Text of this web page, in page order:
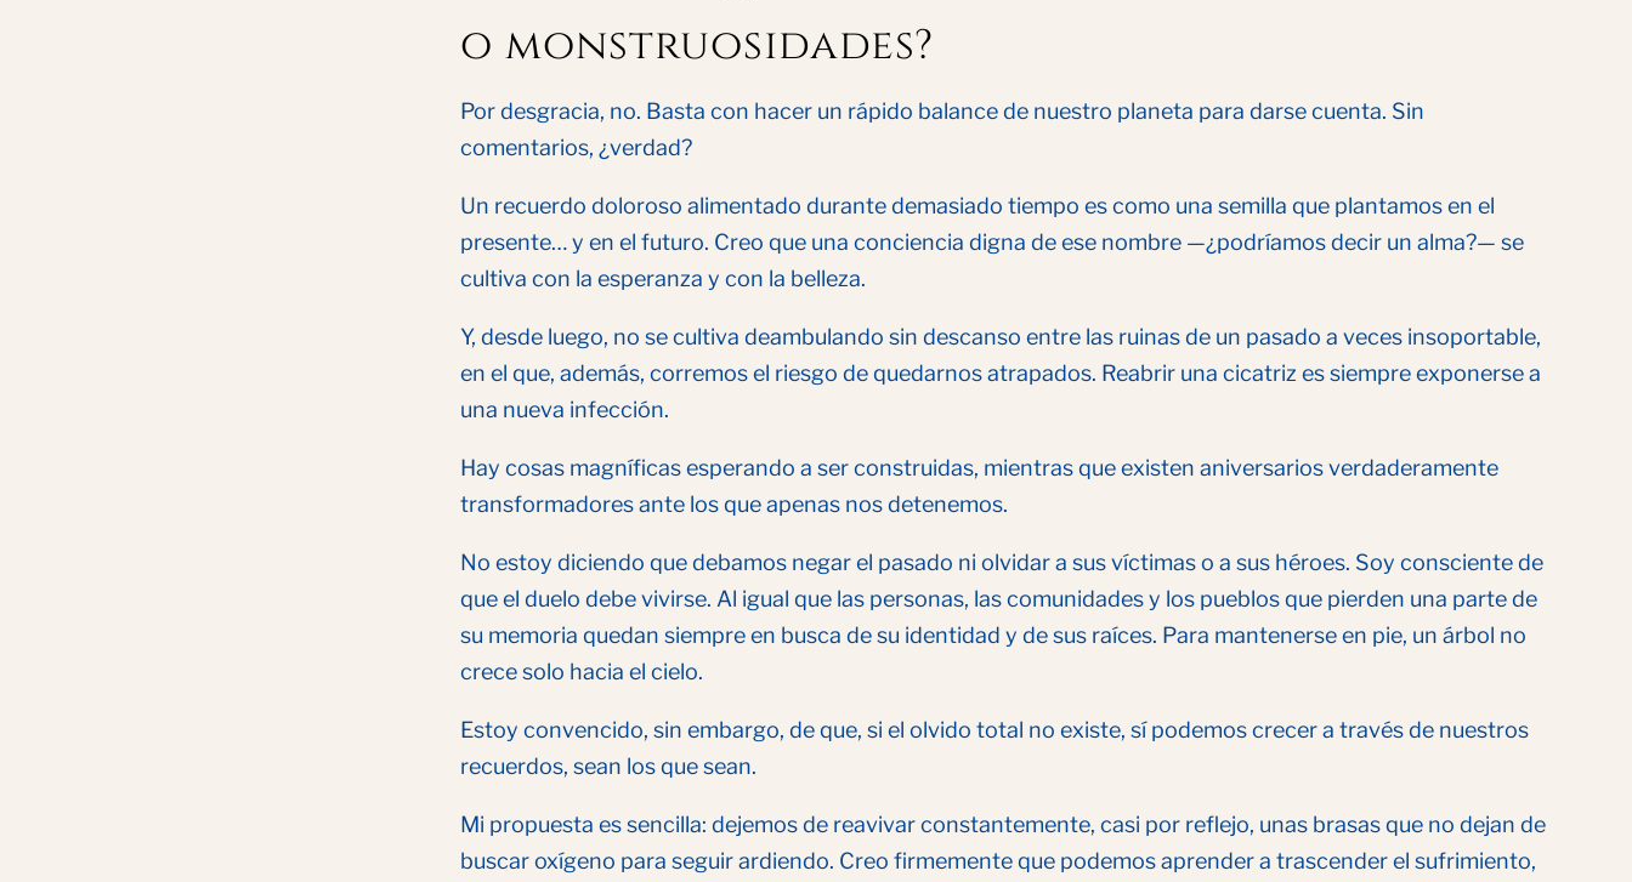
o monstruosidades?
Por desgracia, no. Basta con hacer un rápido balance de nuestro planeta para darse cuenta. Sin
comentarios, ¿verdad?
Un recuerdo doloroso alimentado durante demasiado tiempo es como una semilla que plantamos en el
presente… y en el futuro. Creo que una conciencia digna de ese nombre —¿podríamos decir un alma?— se
cultiva con la esperanza y con la belleza.
Y, desde luego, no se cultiva deambulando sin descanso entre las ruinas de un pasado a veces insoportable,
en el que, además, corremos el riesgo de quedarnos atrapados. Reabrir una cicatriz es siempre exponerse a
una nueva infección.
Hay cosas magníficas esperando a ser construidas, mientras que existen aniversarios verdaderamente
transformadores ante los que apenas nos detenemos.
No estoy diciendo que debamos negar el pasado ni olvidar a sus víctimas o a sus héroes. Soy consciente de
que el duelo debe vivirse. Al igual que las personas, las comunidades y los pueblos que pierden una parte de
su memoria quedan siempre en busca de su identidad y de sus raíces. Para mantenerse en pie, un árbol no
crece solo hacia el cielo.
Estoy convencido, sin embargo, de que, si el olvido total no existe, sí podemos crecer a través de nuestros
recuerdos, sean los que sean.
Mi propuesta es sencilla: dejemos de reavivar constantemente, casi por reflejo, unas brasas que no dejan de
buscar oxígeno para seguir ardiendo. Creo firmemente que podemos aprender a trascender el sufrimiento,